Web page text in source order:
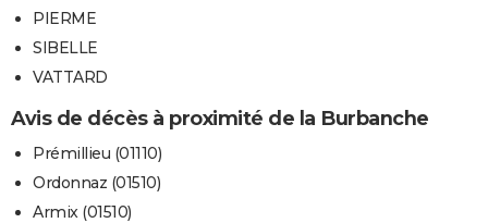
PIERME
SIBELLE
VATTARD
Avis de décès à proximité de la Burbanche
Prémillieu (01110)
Ordonnaz (01510)
Armix (01510)